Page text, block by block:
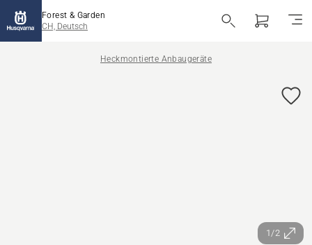
Forest & Garden
CH, Deutsch
Heckmontierte Anbaugeräte
1/2